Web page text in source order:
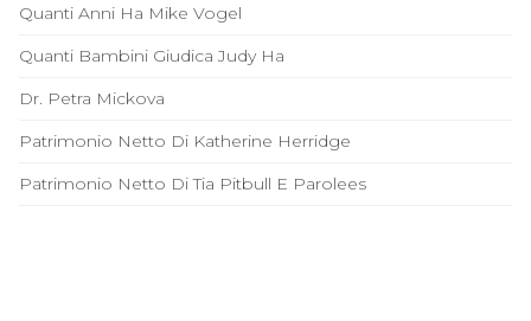
Quanti Anni Ha Mike Vogel
Quanti Bambini Giudica Judy Ha
Dr. Petra Mickova
Patrimonio Netto Di Katherine Herridge
Patrimonio Netto Di Tia Pitbull E Parolees